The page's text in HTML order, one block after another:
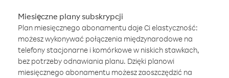
Miesięczne plany subskrypcji
Plan miesięcznego abonamentu daje Ci elastyczność:
możesz wykonywać połączenia międzynarodowe na
telefony stacjonarne i komórkowe w niskich stawkach,
bez potrzeby odnawiania planu. Dzięki planowi
miesięcznego abonamentu możesz zaoszczędzić na